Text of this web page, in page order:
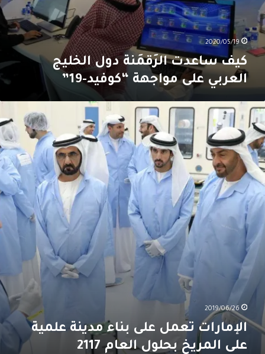
2020/05/19
كيف ساعدت الرَقمَنة دول الخليج
العربي على مواجهة “كوفيد-19”
الإمارات
تعمل
على
بناء
مدينة
علمية
على
المريخ
بحلول
2019/06/26
الإمارات تعمل على بناء مدينة علمية
على المريخ بحلول العام 2117